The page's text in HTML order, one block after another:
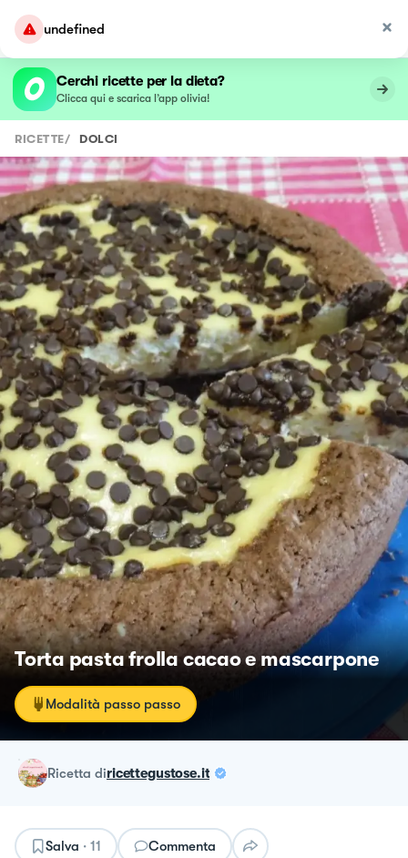
undefined
Cerchi ricette per la dieta?
Clicca qui e scarica l’app olivia!
RICETTE/ DOLCI
Torta pasta frolla cacao e mascarpone
Modalità passo passo
ricetta diricettegustose.it
Salva · 11 Commenta